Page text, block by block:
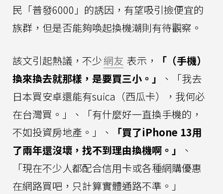
民「普發6000」的誘因，有望吸引撿便宜的
族群，但是否能夠喚起換機潮則有待觀察。
該文引起熱議，不少網友 表示，
「（手機）
換來換去就那樣，是要買三小。」
、「我去
日本買安卓還能有suica（西瓜卡），我何必
在台灣買。」、「有什麼好一直換手機的，
不如投資房地產。」、
「買了iPhone 13用
了兩年還沒壞，找不到理由換機啊。」
、
「現在不少人都配合信用卡或各種網購優惠
在網路買吧，只計算實體通路不準。」